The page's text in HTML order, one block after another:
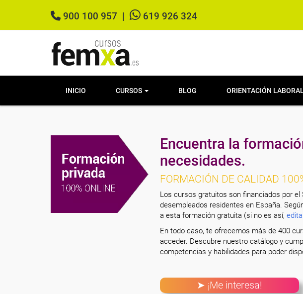
900 100 957 619 926 324
INICIO CURSOS BLOG ORIENTACIÓN
Encuentra la
necesidades.
FORMACIÓN DE CALIDAD
Los cursos gratuitos son financiados por el
desempleados residentes en España.
a esta formación gratuita (si no es así,
En todo caso, te ofrecemos más de 400
acceder. Descubre nuestro catálogo y
competencias y habilidades para poder
➤ ¡Me interesa!